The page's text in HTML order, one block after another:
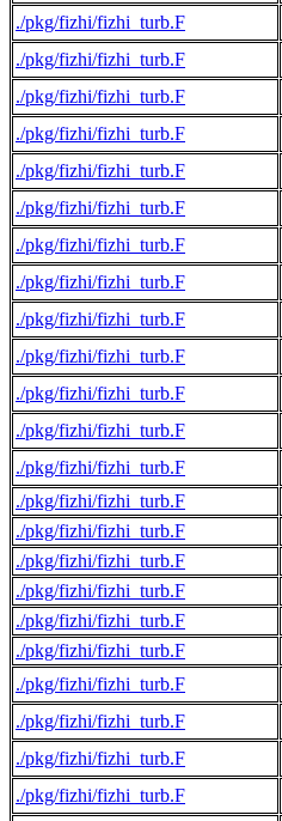
./pkg/fizhi/fizhi_turb.F
./pkg/fizhi/fizhi_turb.F
./pkg/fizhi/fizhi_turb.F
./pkg/fizhi/fizhi_turb.F
./pkg/fizhi/fizhi_turb.F
./pkg/fizhi/fizhi_turb.F
./pkg/fizhi/fizhi_turb.F
./pkg/fizhi/fizhi_turb.F
./pkg/fizhi/fizhi_turb.F
./pkg/fizhi/fizhi_turb.F
./pkg/fizhi/fizhi_turb.F
./pkg/fizhi/fizhi_turb.F
./pkg/fizhi/fizhi_turb.F
./pkg/fizhi/fizhi_turb.F
./pkg/fizhi/fizhi_turb.F
./pkg/fizhi/fizhi_turb.F
./pkg/fizhi/fizhi_turb.F
./pkg/fizhi/fizhi_turb.F
./pkg/fizhi/fizhi_turb.F
./pkg/fizhi/fizhi_turb.F
./pkg/fizhi/fizhi_turb.F
./pkg/fizhi/fizhi_turb.F
./pkg/fizhi/fizhi_turb.F